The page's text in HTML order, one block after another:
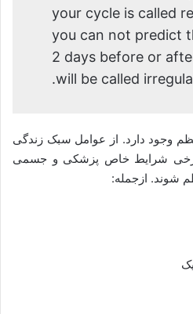
your cycle is called
you can not predict
2 days before or
will be called
وجود دارد. از عوامل سبک زندگی
برخی شرایط خاص پزشکی و جسمی
شوند. ازجمله: